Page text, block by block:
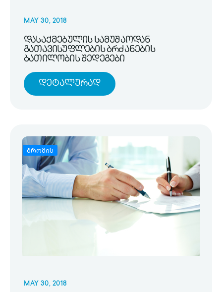
MAY 30, 2018
დასაქმებულის სამუშაოდან
გათავისუფლების ბრძანების
ბათილობის შედეგები
Დეტალურად
შრომის
MAY 30, 2018